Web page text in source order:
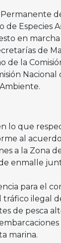
Especies
en
de
de la
lo que
al
a la Zona
enmalle
para el
tráfico ilegal
de pesca
marina.